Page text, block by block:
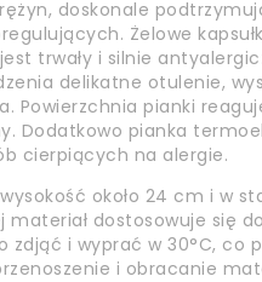
doskonale
Żelowe
trwały i silnie
delikatne otulenie,
pianki
Dodatkowo pianka
cierpiących na alergie.
około 24 cm i w
dostosowuje się
zdjąć i wyprać w 30°C,
i obracanie